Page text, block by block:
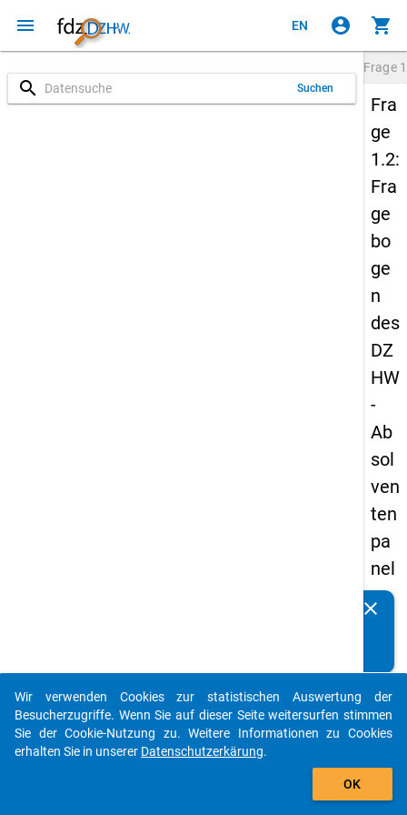
menu EN account_circle shopping_cart
search Suchen
Frage
Fra
ge
1.2:
Fra
ge
bo
ge
n
des
DZ
HW
-
Ab
sol
ven
ten
pa
nel
s
-
ers
te
clear
auto_stories
add_shopping_cart
Wir verwenden Cookies zur statistischen Auswertung der
Besucherzugriffe. Wenn Sie auf dieser Seite weitersurfen stimmen
Sie der Cookie-Nutzung zu. Weitere Informationen zu Cookies
erhalten Sie in unserer Datenschutzerkärung.
OK